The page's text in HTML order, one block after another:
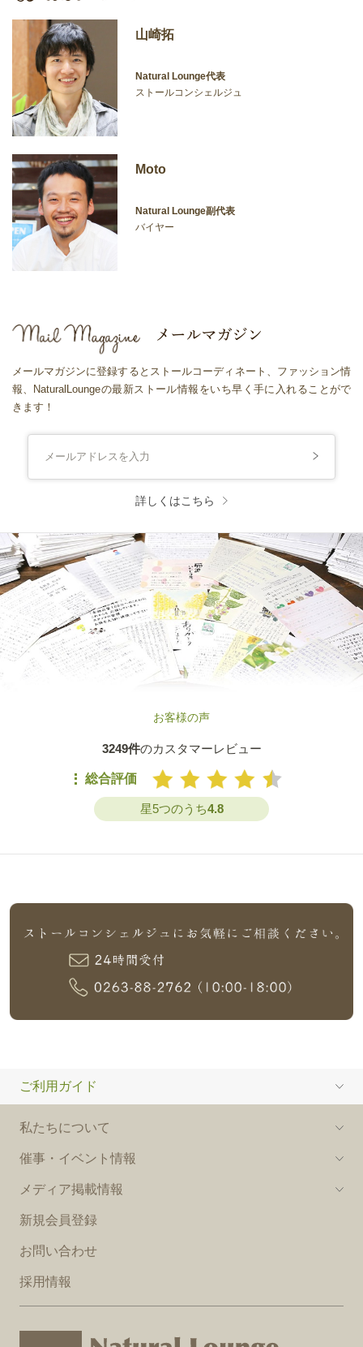
山崎拓
Natural Lounge代表
ストールコンシェルジュ
Moto
Natural Lounge副代表
バイヤー
メールマガジンに登録するとストールコーディネート、ファッション情
報、NaturalLoungeの最新ストール情報をいち早く手に入れることがで
きます！
詳しくはこちら
お客様の声
3249件のカスタマーレビュー
総合評価
星5つのうち4.8
ご利用ガイド
私たちについて
催事・イベント情報
メディア掲載情報
新規会員登録
お問い合わせ
採用情報